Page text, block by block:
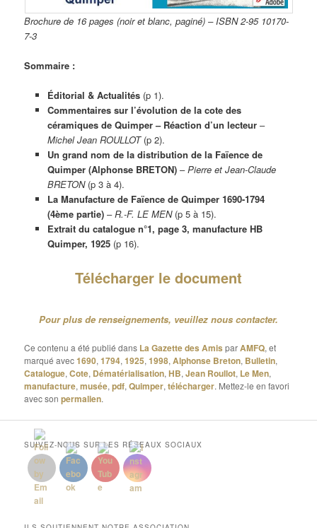
Brochure de 16 pages (noir et blanc, paginé) – ISBN 2-95 10170-
7-3
Sommaire :
Éditorial & Actualités(p 1).
Commentaires sur l’évolution de la cote des
céramiques de Quimper – Réaction d’un lecteur –
Michel Jean ROULLOT(p 2).
Un grand nom de la distribution de la Faïence de
Quimper (Alphonse BRETON)–Pierre et Jean-Claude
BRETON (p 3 à 4).
La Manufacture de Faïence de Quimper 1690-1794
(4ème partie)–R.-F. LE MEN (p 5 à 15).
Extrait du catalogue n°1, page 3, manufacture HB
Quimper, 1925 (p 16).
Télécharger le document
Pour plus de renseignements, veuillez nous contacter.
Ce contenu a été publié dans La Gazette des Amis parAMFQ, et
marqué avec1690,1794,1925,1998,Alphonse Breton, Bulletin,
Catalogue,Cote, Dématérialisation,HB,Jean Roullot, Le Men,
manufacture,musée,pdf,Quimper,télécharger. Mettez-le en favori
avec sonpermalien.
SUIVEZ-NOUS SUR LES RÉSEAUX SOCIAUX